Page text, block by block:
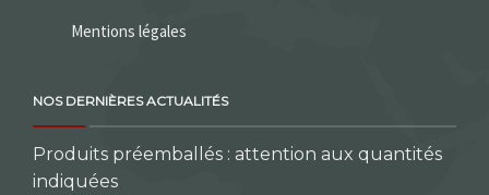
Mentions légales
NOS DERNIÈRES ACTUALITÉS
Produits préemballés : attention aux quantités
indiquées